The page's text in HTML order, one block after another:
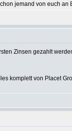
jemand von euch an
Zinsen gezahlt
komplett von Placet